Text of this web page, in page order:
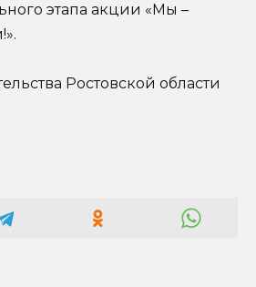
этапа акции «Мы –
Ростовской области